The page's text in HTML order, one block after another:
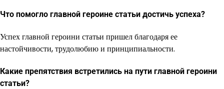
Что помогло главной героине статьи достичь успеха?
Успех главной героини статьи пришел благодаря ее
настойчивости, трудолюбию и принципиальности.
Какие препятствия встретились на пути главной героини
статьи?